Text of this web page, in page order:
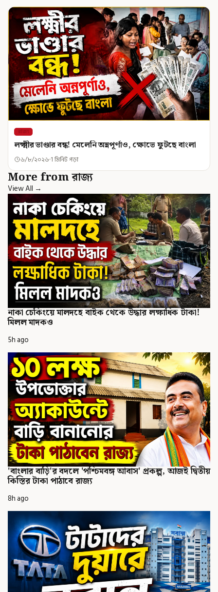
রাজ্য
লক্ষ্মীর ভাণ্ডার বন্ধ! মেলেনি অন্নপূর্ণাও, ক্ষোভে ফুটছে বাংলা
৬/৮/২০২৬ 1 মিনিট পড়া
More from রাজ্য
View All →
নাকা চেকিংয়ে মালদহে বাইক থেকে উদ্ধার লক্ষাধিক টাকা!
মিলল মাদকও
5h ago
'বাংলার বাড়ি'র বদলে 'পশ্চিমবঙ্গ আবাস' প্রকল্প, আজই দ্বিতীয়
কিস্তির টাকা পাঠাবে রাজ্য
8h ago